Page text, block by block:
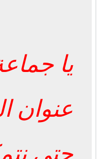
يا
عنوان
حتى